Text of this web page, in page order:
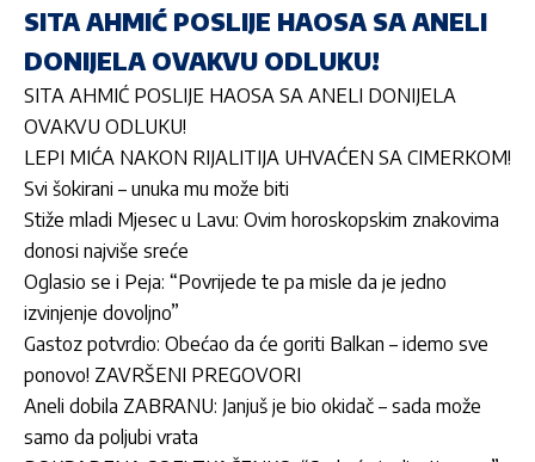
SITA AHMIĆ POSLIJE HAOSA SA ANELI
DONIJELA OVAKVU ODLUKU!
SITA AHMIĆ POSLIJE HAOSA SA ANELI DONIJELA
OVAKVU ODLUKU!
LEPI MIĆA NAKON RIJALITIJA UHVAĆEN SA CIMERKOM!
Svi šokirani – unuka mu može biti
Stiže mladi Mjesec u Lavu: Ovim horoskopskim znakovima
donosi najviše sreće
Oglasio se i Peja: “Povrijede te pa misle da je jedno
izvinjenje dovoljno”
Gastoz potvrdio: Obećao da će goriti Balkan – idemo sve
ponovo! ZAVRŠENI PREGOVORI
Aneli dobila ZABRANU: Janjuš je bio okidač – sada može
samo da poljubi vrata